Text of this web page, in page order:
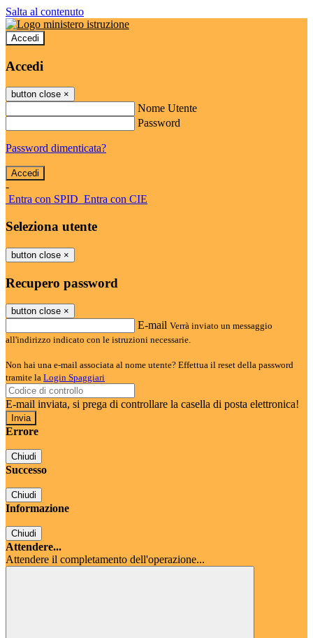
Salta al contenuto
Accedi
Accedi
button close ×
Nome Utente
Password
Password dimenticata?
-
Entra con SPID Entra con CIE
Seleziona utente
button close ×
Recupero password
button close ×
E-mail Verrà inviato un messaggio
all'indirizzo indicato con le istruzioni necessarie.
Non hai una e-mail associata al nome utente? Effettua il reset della password
tramite la Login Spaggiari
E-mail inviata, si prega di controllare la casella di posta elettronica!
Errore
Chiudi
Successo
Chiudi
Informazione
Chiudi
Attendere...
Attendere il completamento dell'operazione...